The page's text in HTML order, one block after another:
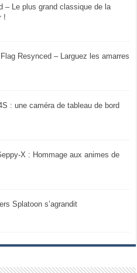
– Le plus grand classique de la
!
Resynced – Larguez les amarres
: une caméra de tableau de bord
X : Hommage aux animes de
Splatoon s’agrandit